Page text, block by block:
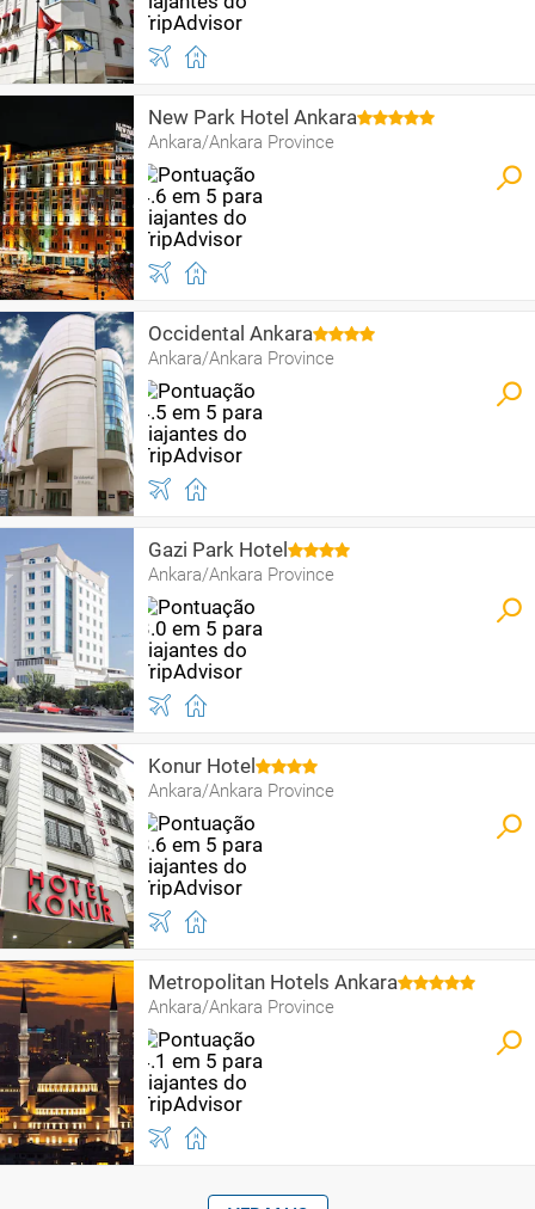
New Park Hotel Ankara
Ankara/Ankara Province
Occidental Ankara
Ankara/Ankara Province
Gazi Park Hotel
Ankara/Ankara Province
Konur Hotel
Ankara/Ankara Province
Metropolitan Hotels Ankara
Ankara/Ankara Province